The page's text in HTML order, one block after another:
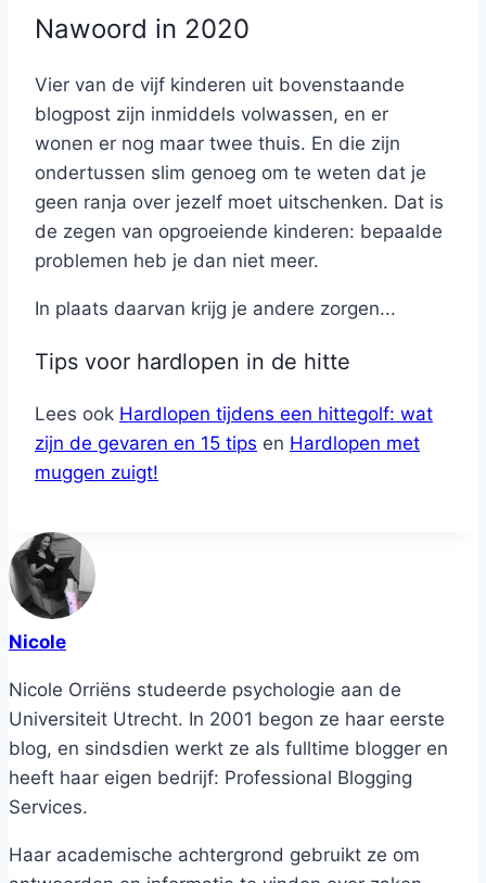
Nawoord in 2020
Vier van de vijf kinderen uit bovenstaande
blogpost zijn inmiddels volwassen, en er
wonen er nog maar twee thuis. En die zijn
ondertussen slim genoeg om te weten dat je
geen ranja over jezelf moet uitschenken. Dat is
de zegen van opgroeiende kinderen: bepaalde
problemen heb je dan niet meer.
In plaats daarvan krijg je andere zorgen...
Tips voor hardlopen in de hitte
Lees ook Hardlopen tijdens een hittegolf: wat
zijn de gevaren en 15 tips en Hardlopen met
muggen zuigt!
Nicole
Nicole Orriëns studeerde psychologie aan de
Universiteit Utrecht. In 2001 begon ze haar eerste
blog, en sindsdien werkt ze als fulltime blogger en
heeft haar eigen bedrijf: Professional Blogging
Services.
Haar academische achtergrond gebruikt ze om